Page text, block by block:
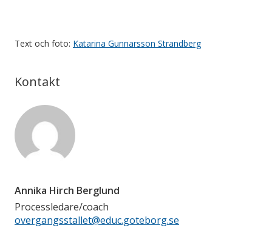
Text och foto: Katarina Gunnarsson Strandberg
Kontakt
Annika Hirch Berglund
Processledare/coach
overgangsstallet@educ.goteborg.se